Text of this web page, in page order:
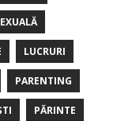
LUCRURI
PARENTING
PĂRINTE